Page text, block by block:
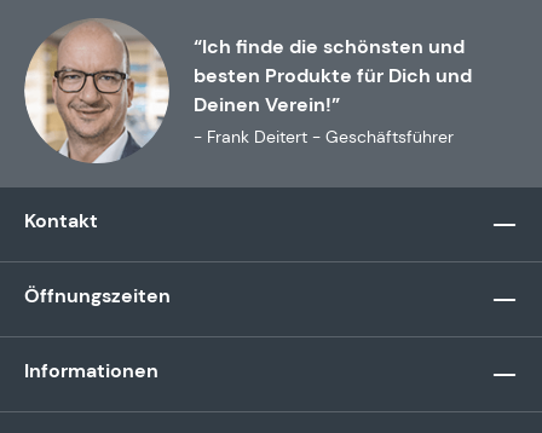
“Ich finde die schönsten und
besten Produkte für Dich und
Deinen Verein!”
- Frank Deitert - Geschäftsführer
Kontakt
Öffnungszeiten
Informationen